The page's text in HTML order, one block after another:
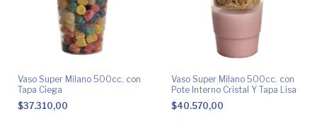
Vaso Super Milano 500cc. con
Tapa Ciega
$37.310,00
Vaso Super Milano 500cc. con
Pote Interno Cristal Y Tapa Lisa
$40.570,00